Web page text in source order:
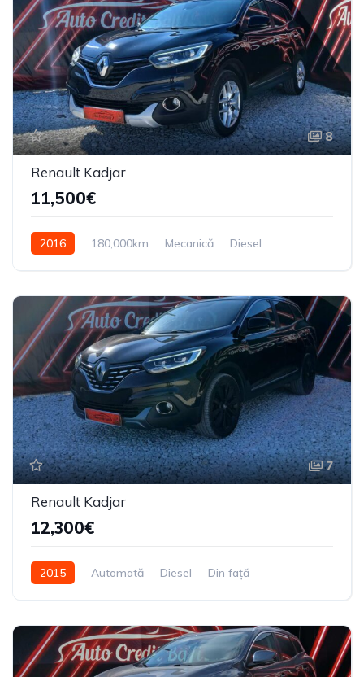
8
Renault Kadjar
11,500€
2016 180,000km Mecanică
Diesel
7
Renault Kadjar
12,300€
2015 Automată Diesel Din față